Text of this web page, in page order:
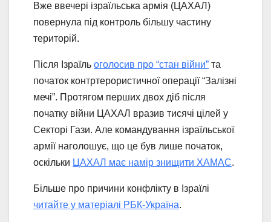
Вже ввечері ізраїльська армія (ЦАХАЛ)
повернула під контроль більшу частину
територій.
Після Ізраїль оголосив про “стан війни” та
початок контртерористичної операції “Залізні
мечі”. Протягом перших двох діб після
початку війни ЦАХАЛ вразив тисячі цілей у
Секторі Гази. Але командування ізраїльської
армії наголошує, що це був лише початок,
оскільки ЦАХАЛ має намір знищити ХАМАС.
Більше про причини конфлікту в Ізраїлі
читайте у матеріалі РБК-Україна.